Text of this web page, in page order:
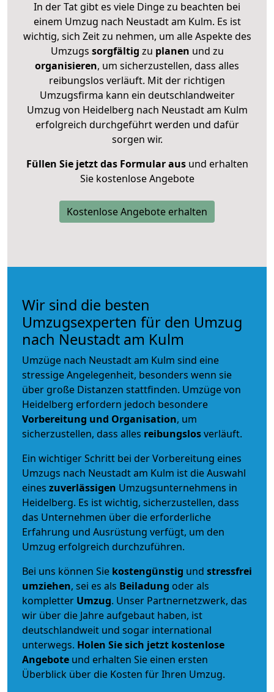
In der Tat gibt es viele Dinge zu beachten bei
einem Umzug nach Neustadt am Kulm. Es ist
wichtig, sich Zeit zu nehmen, um alle Aspekte des
Umzugs sorgfältig zu planen und zu
organisieren, um sicherzustellen, dass alles
reibungslos verläuft. Mit der richtigen
Umzugsfirma kann ein deutschlandweiter
Umzug von Heidelberg nach Neustadt am Kulm
erfolgreich durchgeführt werden und dafür
sorgen wir.
Füllen Sie jetzt das Formular ausund erhalten
Sie kostenlose Angebote
Kostenlose Angebote erhalten
Wir sind die besten
Umzugsexperten für den Umzug
nach Neustadt am Kulm
Umzüge nach Neustadt am Kulm sind eine
stressige Angelegenheit, besonders wenn sie
über große Distanzen stattfinden. Umzüge von
Heidelberg erfordern jedoch besondere
Vorbereitung und Organisation, um
sicherzustellen, dass alles reibungslosverläuft.
Ein wichtiger Schritt bei der Vorbereitung eines
Umzugs nach Neustadt am Kulm ist die Auswahl
eines zuverlässigen Umzugsunternehmens in
Heidelberg. Es ist wichtig, sicherzustellen, dass
das Unternehmen über die erforderliche
Erfahrung und Ausrüstung verfügt, um den
Umzug erfolgreich durchzuführen.
Bei uns können Sie kostengünstig und stressfrei
umziehen, sei es als Beiladung oder als
kompletter Umzug. Unser Partnernetzwerk, das
wir über die Jahre aufgebaut haben, ist
deutschlandweit und sogar international
unterwegs. Holen Sie sich jetzt kostenlose
Angebote und erhalten Sie einen ersten
Überblick über die Kosten für Ihren Umzug.